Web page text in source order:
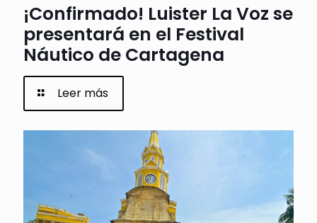
¡Confirmado! Luister La Voz se
presentará en el Festival
Náutico de Cartagena
Leer más